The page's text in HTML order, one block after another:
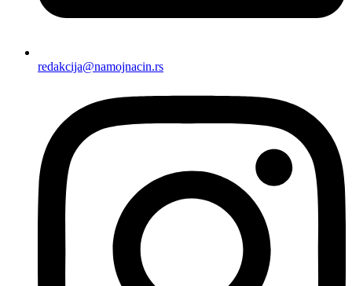
redakcija@namojnacin.rs